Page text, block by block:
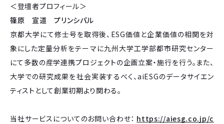
＜登壇者プロフィール＞
篠原 宣道 プリンシパル
京都大学にて修士号を取得後、ESG価値と企業価値の相関を対
象にした定量分析をテーマに九州大学工学部都市研究センター
にて多数の産学連携プロジェクトの企画立案・施行を行う。また、
大学での研究成果を社会実装するべく、aiESGのデータサイエン
ティストとして創業初期より関わる。
当社サービスについてのお問い合わせ： https://aiesg.co.jp/c